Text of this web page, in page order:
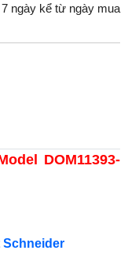
ngày kể từ ngày mua
DOM11393-
Schneider